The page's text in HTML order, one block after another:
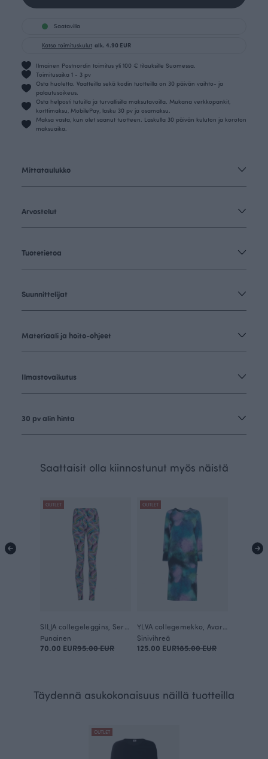
Saatavilla
Katso toimituskulut alk. 4.90 EUR
Ilmainen Postnordin toimitus yli 100 € tilauksille Suomessa.
Toimitusaika 1 - 3 pv
Osta huoletta. Vaatteilla sekä kodin tuotteilla on 30 päivän vaihto- ja
palautusoikeus.
Osta helposti tutuilla ja turvallisilla maksutavoilla. Mukana verkkopankit,
korttimaksu, MobilePay, lasku 30 pv ja osamaksu.
Maksa vasta, kun olet saanut tuotteen. Laskulla 30 päivän kuluton ja koroton
maksuaika.
Mittataulukko
Arvostelut
Tuotetietoa
Suunnittelijat
Materiaali ja hoito-ohjeet
Ilmastovaikutus
30 pv alin hinta
Saattaisit olla kiinnostunut myös näistä
OUTLET
Punainen
70.00 EUR95.00 EUR
OUTLET
Sinivihreä
125.00 EUR185.00 EUR
Täydennä asukokonaisuus näillä tuotteilla
OUTLET